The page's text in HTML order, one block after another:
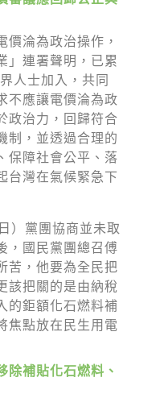
價淪為政治操作，
」連署聲明，已累
人士加入，共同
不應讓電價淪為政
政治力，回歸符合
制，並透過合理的
保障社會公平、落
台灣在氣候緊急下
）黨團協商並未取
，國民黨團總召傅
苦，他要為全民把
該把關的是由納稅
的鉅額化石燃料補
焦點放在民生用電
除補貼化石燃料、